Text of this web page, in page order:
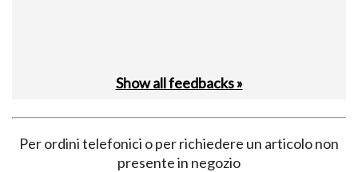
Show all feedbacks »
Per ordini telefonici o per richiedere un articolo non
presente in negozio